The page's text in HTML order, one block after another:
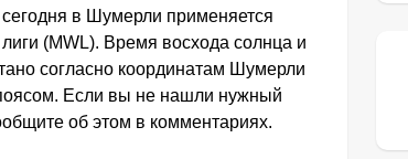
в Шумерли применяется
(MWL). Время восхода солнца и
согласно координатам Шумерли
Если вы не нашли нужный
об этом в комментариях.